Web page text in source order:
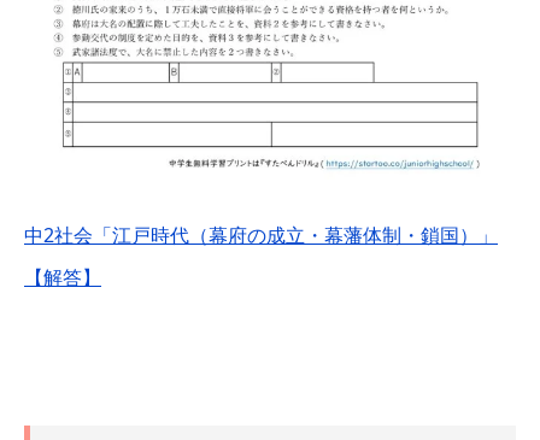
中2社会「江戸時代（幕府の成立・幕藩体制・鎖国）」
【解答】